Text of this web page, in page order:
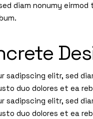
diam nonumy
elitr, sed
duo dolores et ea
elitr, sed
duo dolores et ea